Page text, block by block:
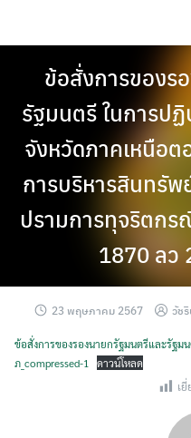
content
ข้อสั่งการของร
รัฐมนตรี ในการป
จังหวัดภาคเหนือ
การบริหารสินทรัพ
ปรามการทุจริตกร
1870 ลว
23 พฤษภาคม 2567 วัช
ข้อสั่งการของรองนายกรัฐมนตรีและรัฐ
ภ_compressed-1
ดาวน์โหลด
เ